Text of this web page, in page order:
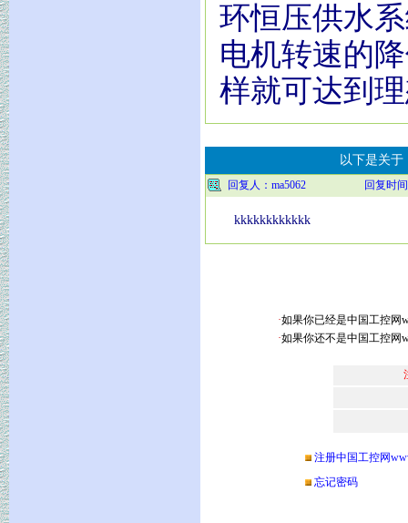
环恒压供水
电机转速的
样就可达到
以下是关于
回复人：ma5062 回复时
kkkkkkkkkkkk
·如果你已经是中国工控网
·如果你还不是中国工控网
注册中国工控网
忘记密码